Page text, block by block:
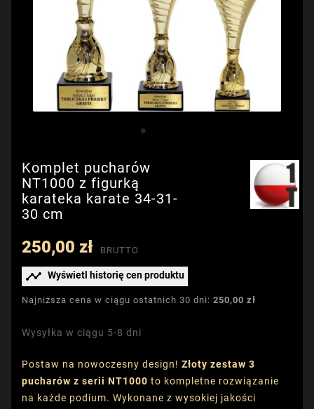
Komplet pucharów
NT1000 z figurką
karateka karate 34-31-
30 cm
250,00 zł BRUTTO
 Wyświetl historię cen produktu
Najniższa cena w ciągu ostatnich 30 dni: 250,00 zł
Wysyłka w ciągu 5-8 dni
Postaw na nowoczesny design! Złoty zestaw 3
pucharów z serii NT1000 to kompletne rozwiązanie
na każde podium. Wykonane z wysokiej jakości